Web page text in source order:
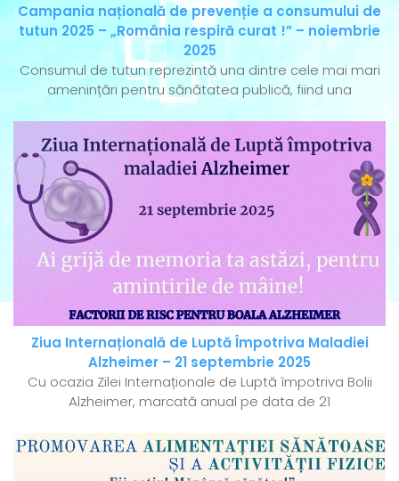
Campania națională de prevenție a consumului de
tutun 2025 – „România respiră curat !” – noiembrie
2025
Consumul de tutun reprezintă una dintre cele mai mari
amenințări pentru sănătatea publică, fiind una
Ziua Internațională de Luptă Împotriva Maladiei
Alzheimer – 21 septembrie 2025
Cu ocazia Zilei Internaționale de Luptă împotriva Bolii
Alzheimer, marcată anual pe data de 21